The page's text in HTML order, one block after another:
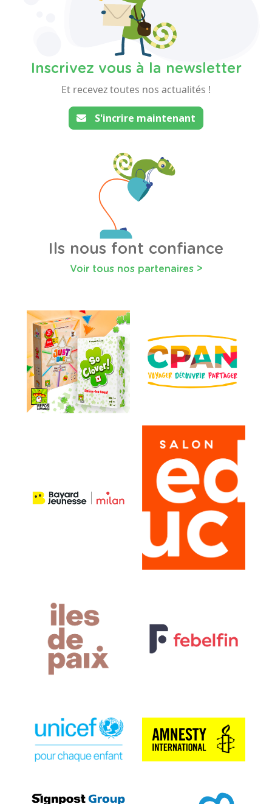
Inscrivez vous à la newsletter
Et recevez toutes nos actualités !
S'incrire maintenant
Ils nous font confiance
Voir tous nos partenaires >